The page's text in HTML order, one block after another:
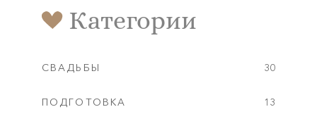
Категории
СВАДЬБЫ 30
ПОДГОТОВКА 13